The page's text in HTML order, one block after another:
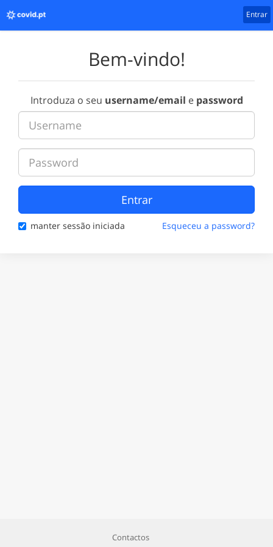
Entrar
Bem-vindo!
Introduza o seu username/email e password
Entrar
manter sessão iniciada Esqueceu a password?
Contactos